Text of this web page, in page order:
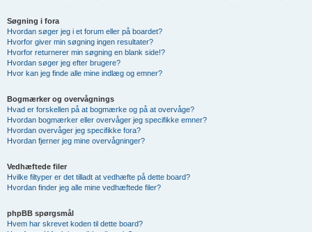
Søgning i fora
Hvordan søger jeg i et forum eller på boardet?
Hvorfor giver min søgning ingen resultater?
Hvorfor returnerer min søgning en blank side!?
Hvordan søger jeg efter brugere?
Hvor kan jeg finde alle mine indlæg og emner?
Bogmærker og overvågnings
Hvad er forskellen på at bogmærke og på at overvåge?
Hvordan bogmærker eller overvåger jeg specifikke emner?
Hvordan overvåger jeg specifikke fora?
Hvordan fjerner jeg mine overvågninger?
Vedhæftede filer
Hvilke filtyper er det tilladt at vedhæfte på dette board?
Hvordan finder jeg alle mine vedhæftede filer?
phpBB spørgsmål
Hvem har skrevet koden til dette board?